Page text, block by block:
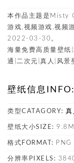
本作品主题是Misty
游戏,视频游戏,视频
2022-03-30。
海量免费高质量壁
通|二次元|真人|风景
壁纸信息INFO:
类型CATAGORY: 真
壁纸大小SIZE:
格式FORMAT: PNG
分辨率PIXELS: